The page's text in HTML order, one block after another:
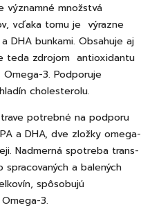
významné množstvá
vďaka tomu je výrazne
DHA bunkami. Obsahuje aj
teda zdrojom antioxidantu
3. Podporuje
cholesterolu.
potrebné na podporu
a DHA, dve zložky omega-
Nadmerná spotreba trans-
a balených
spôsobujú
3.